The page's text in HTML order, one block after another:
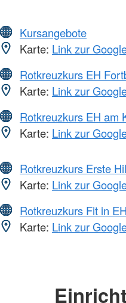
Kursangebote
Karte: Link zur
Rotkreuzkurs EH
Karte: Link zur
Rotkreuzkurs EH am
Karte: Link zur
Rotkreuzkurs Erste
Karte: Link zur
Rotkreuzkurs Fit in EH
Karte: Link zur